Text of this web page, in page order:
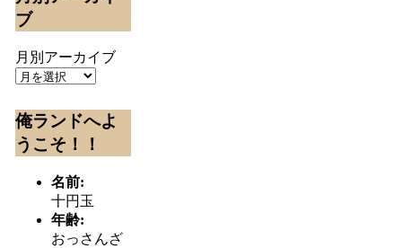
ブ
月別アーカイブ
俺ランドへよ
うこそ！！
名前:
十円玉
年齢:
おっさんざ